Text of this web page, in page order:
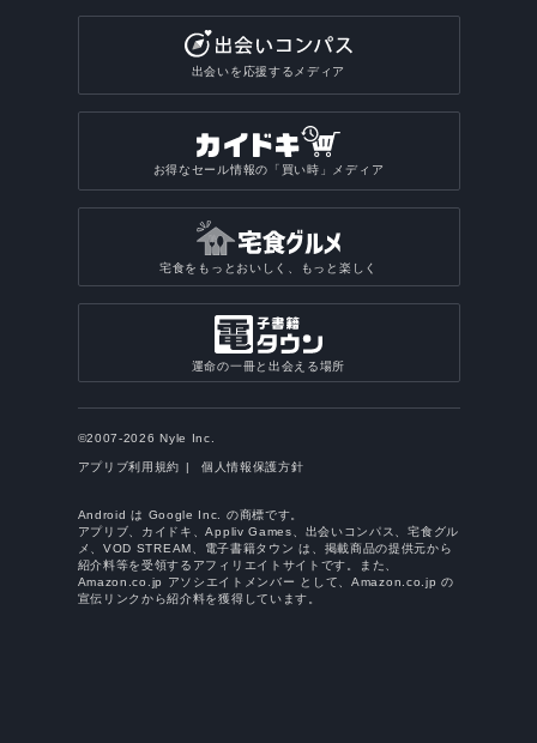
出会いを応援するメディア
お得なセール情報の「買い時」メディア
宅食をもっとおいしく、もっと楽しく
運命の一冊と出会える場所
©2007-2026 Nyle Inc.
アプリブ利用規約 個人情報保護方針
Android は Google Inc. の商標です。
アプリブ、カイドキ、Appliv Games、出会いコンパス、宅食グル
メ、VOD STREAM、電子書籍タウン は、掲載商品の提供元から
紹介料等を受領するアフィリエイトサイトです。また、
Amazon.co.jp アソシエイトメンバー として、Amazon.co.jp の
宣伝リンクから紹介料を獲得しています。